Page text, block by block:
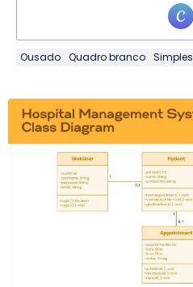
Ousado Quadro branco Simples